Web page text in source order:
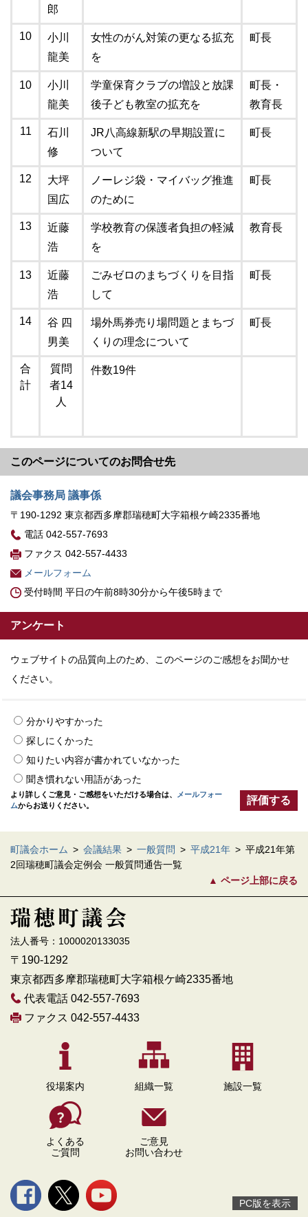
郎
10
小川
龍美
女性のがん対策の更なる拡充
を
町長
10
小川
龍美
学童保育クラブの増設と放課
後子ども教室の拡充を
町長・
教育長
11
石川
修
JR八高線新駅の早期設置に
ついて
町長
12
大坪
国広
ノーレジ袋・マイバッグ推進
のために
町長
13
近藤
浩
学校教育の保護者負担の軽減
を
教育長
13
近藤
浩
ごみゼロのまちづくりを目指
して
町長
14
谷 四
男美
場外馬券売り場問題とまちづ
くりの理念について
町長
合
計
質問
者14
人
件数19件
このページについてのお問合せ先
議会事務局 議事係
〒190-1292 東京都西多摩郡瑞穂町大字箱根ケ崎2335番地
電話 042-557-7693
ファクス 042-557-4433
メールフォーム
受付時間 平日の午前8時30分から午後5時まで
アンケート
ウェブサイトの品質向上のため、このページのご感想をお聞かせ
ください。
分かりやすかった
探しにくかった
知りたい内容が書かれていなかった
聞き慣れない用語があった
より詳しくご意見・ご感想をいただける場合は、
メールフォー
ムからお送りください。
町議会ホーム > 会議結果 > 一般質問 > 平成21年 > 平成21年第
2回瑞穂町議会定例会 一般質問通告一覧
ページ上部に戻る
法人番号：1000020133035
〒190-1292
東京都西多摩郡瑞穂町大字箱根ケ崎2335番地
代表電話 042-557-7693
ファクス 042-557-4433
役場案内 組織一覧 施設一覧
よくある
ご質問
ご意見
お問い合わせ
PC版を表示